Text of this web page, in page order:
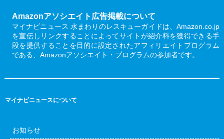
Amazonアソシエイト広告掲載について
マイナビニュース 水まわりのレスキューガイドは、Amazon.co.jp
を宣伝しリンクすることによってサイトが紹介料を獲得できる手
段を提供することを目的に設定されたアフィリエイトプログラム
である、Amazonアソシエイト・プログラムの参加者です。
マイナビニュースについて
お知らせ